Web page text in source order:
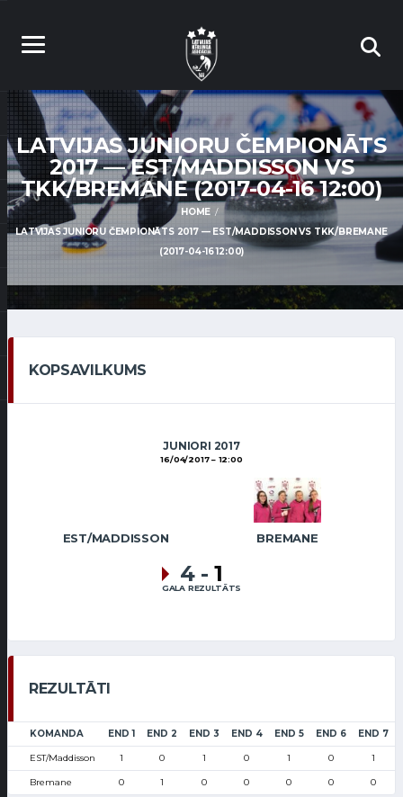
LATVIJAS JUNIORU ČEMPIONĀTS
2017 — EST/MADDISSON VS
TKK/BREMANE (2017-04-16 12:00)
HOME
LATVIJAS JUNIORU ČEMPIONĀTS 2017 — EST/MADDISSON VS TKK/BREMANE
(2017-04-16 12:00)
KOPSAVILKUMS
JUNIORI 2017
16/04/2017 12:00
EST/MADDISSON BREMANE
4 - 1
GALA REZULTĀTS
REZULTĀTI
KOMANDA END 1 END 2 END 3 END 4 END 5 END 6 END 7
EST/Maddisson 1 0 1 0 1 0 1
Bremane 0 1 0 0 0 0 0